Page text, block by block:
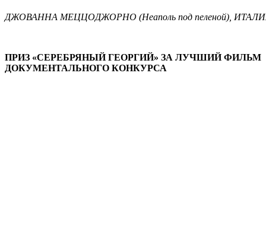
ДЖОВАННА МЕЦЦОДЖОРНО (Неаполь под пеленой),
ПРИЗ «СЕРЕБРЯНЫЙ ГЕОРГИЙ» ЗА ЛУЧШИЙ ФИЛЬМ
ДОКУМЕНТАЛЬНОГО КОНКУРСА